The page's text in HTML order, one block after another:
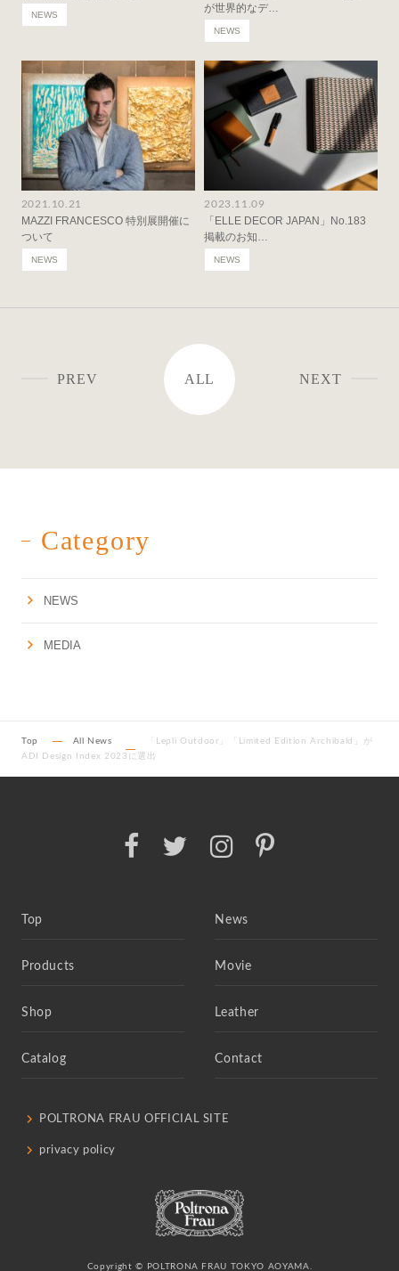
NEWS
が世界的なデ…
NEWS
2021.10.21
MAZZI FRANCESCO 特別展開催に
ついて
NEWS
2023.11.09
「ELLE DECOR JAPAN」No.183
掲載のお知…
NEWS
PREV ALL NEXT
Category
NEWS
MEDIA
Top All News
「Leplì Outdoor」「Limited Edition Archibald」が
ADI Design Index 2023に選出
Top News
Products Movie
Shop Leather
Catalog Contact
POLTRONA FRAU OFFICIAL SITE
privacy policy
Copyright © POLTRONA FRAU TOKYO AOYAMA.